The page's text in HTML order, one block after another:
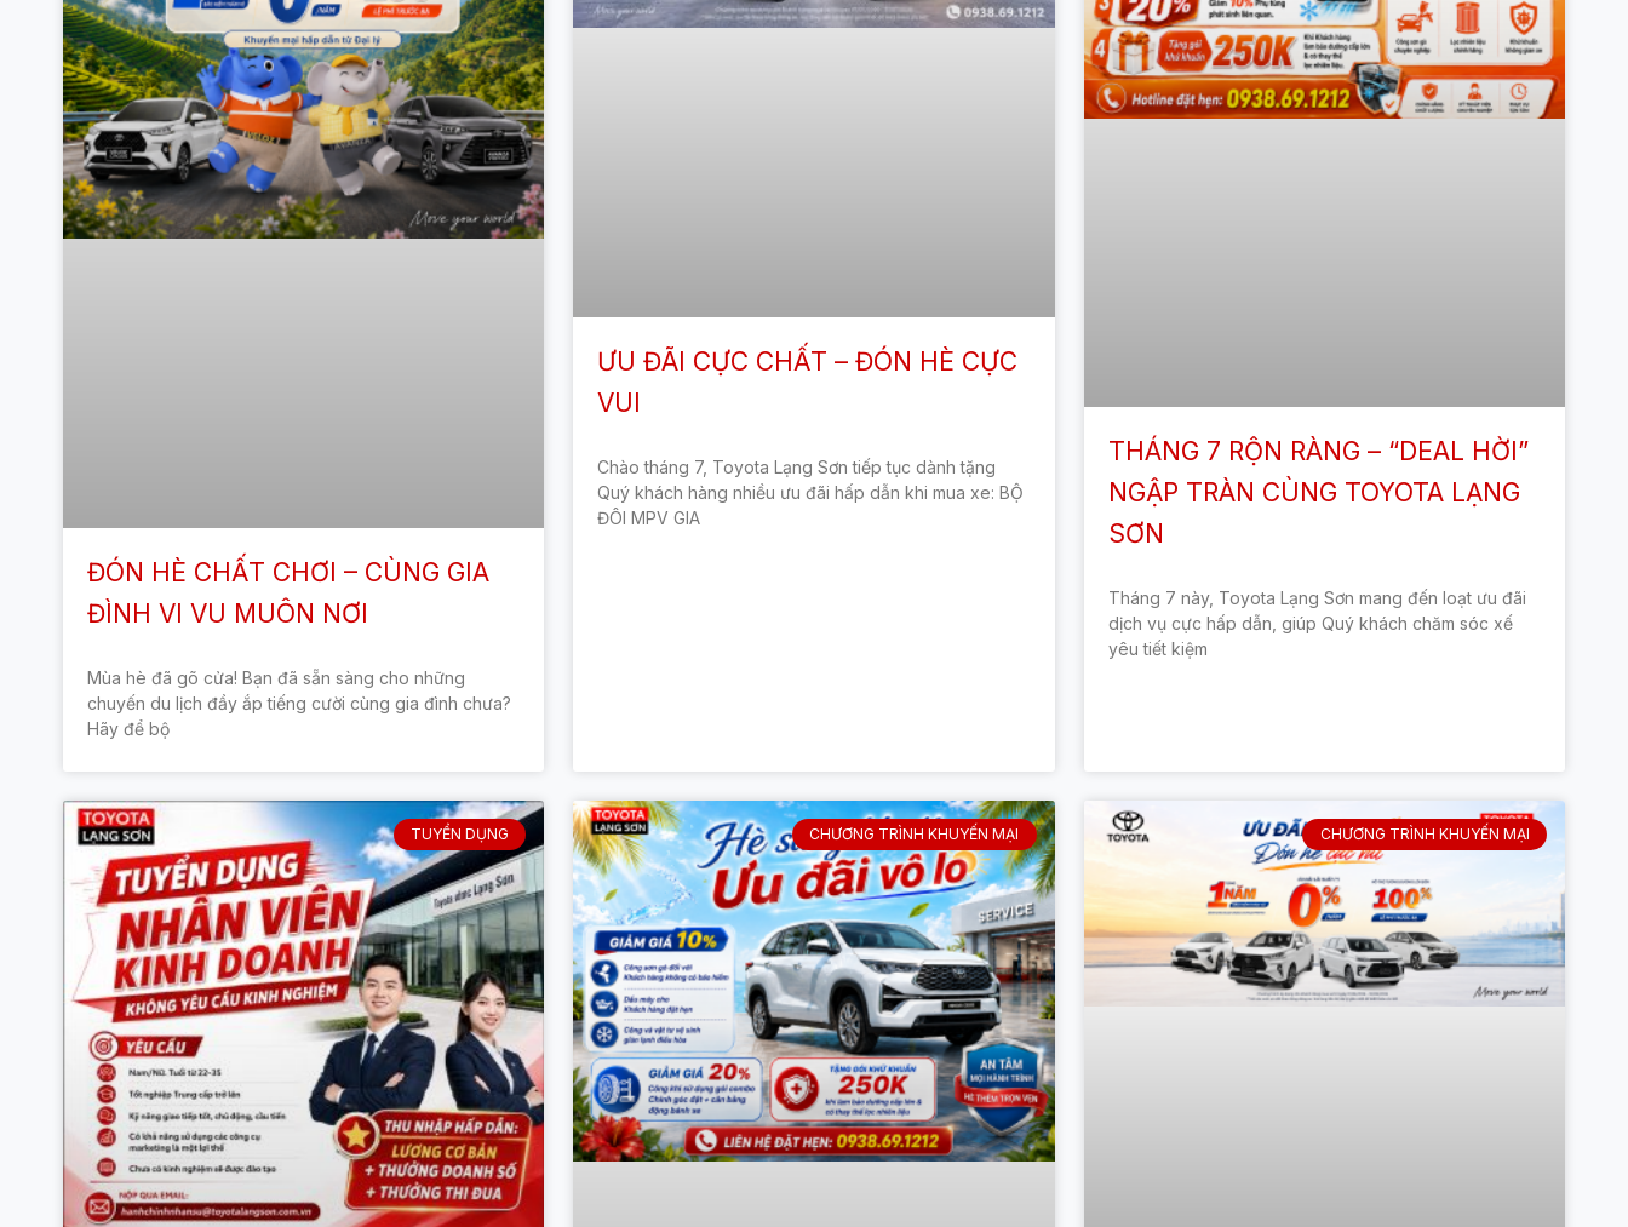
ĐÓN HÈ CHẤT CHƠI – CÙNG GIA
ĐÌNH VI VU MUÔN NƠI
Mùa hè đã gõ cửa! Bạn đã sẵn sàng cho những
chuyến du lịch đầy ắp tiếng cười cùng gia đình chưa?
Hãy để bộ
ƯU ĐÃI CỰC CHẤT – ĐÓN HÈ CỰC
VUI
Chào tháng 7, Toyota Lạng Sơn tiếp tục dành tặng
Quý khách hàng nhiều ưu đãi hấp dẫn khi mua xe: BỘ
ĐÔI MPV GIA
THÁNG 7 RỘN RÀNG – “DEAL HỜI”
NGẬP TRÀN CÙNG TOYOTA LẠNG
SƠN
Tháng 7 này, Toyota Lạng Sơn mang đến loạt ưu đãi
dịch vụ cực hấp dẫn, giúp Quý khách chăm sóc xế
yêu tiết kiệm
TUYỂN DỤNG CHƯƠNG TRÌNH KHUYẾN MẠI CHƯƠNG TRÌNH KHUYẾN MẠI